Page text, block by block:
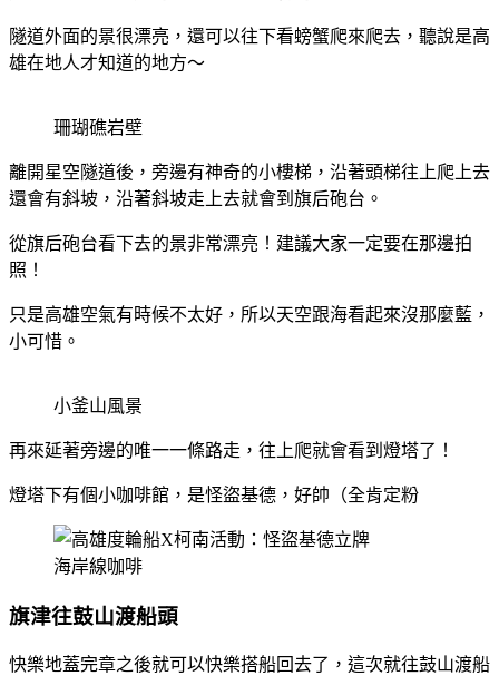
隧道外面的景很漂亮，還可以往下看螃蟹爬來爬去，聽說是高
雄在地人才知道的地方～
珊瑚礁岩壁
離開星空隧道後，旁邊有神奇的小樓梯，沿著頭梯往上爬上去
還會有斜坡，沿著斜坡走上去就會到旗后砲台。
從旗后砲台看下去的景非常漂亮！建議大家一定要在那邊拍
照！
只是高雄空氣有時候不太好，所以天空跟海看起來沒那麼藍，
小可惜。
小釜山風景
再來延著旁邊的唯一一條路走，往上爬就會看到燈塔了！
燈塔下有個小咖啡館，是怪盜基德，好帥（全肯定粉
海岸線咖啡
旗津往鼓山渡船頭
快樂地蓋完章之後就可以快樂搭船回去了，這次就往鼓山渡船